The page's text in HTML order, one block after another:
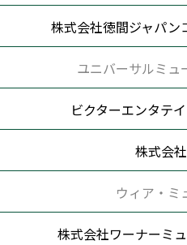
株式会社徳間ジャパン
ユニバーサルミュ
ビクターエンタテ
株式会
ウィア・ミ
株式会社ワーナーミ